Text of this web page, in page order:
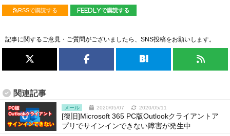
RSSで購読する feedlyで購読する
記事に関するご意見・ご質問がございましたら、SNS投稿をお願いします。
関連記事
メール 2020/05/07 2020/05/11
[復旧]Microsoft 365 PC版Outlookクライアントア
プリでサインインできない障害が発生中